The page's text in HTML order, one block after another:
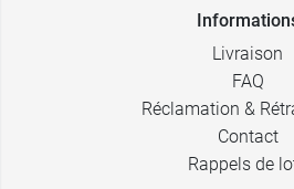
Livraison
FAQ
Réclamation &
Contact
Rappels de